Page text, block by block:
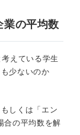
業の平均数
えている学生
少ないのか
しくは「エン
合の平均数を解